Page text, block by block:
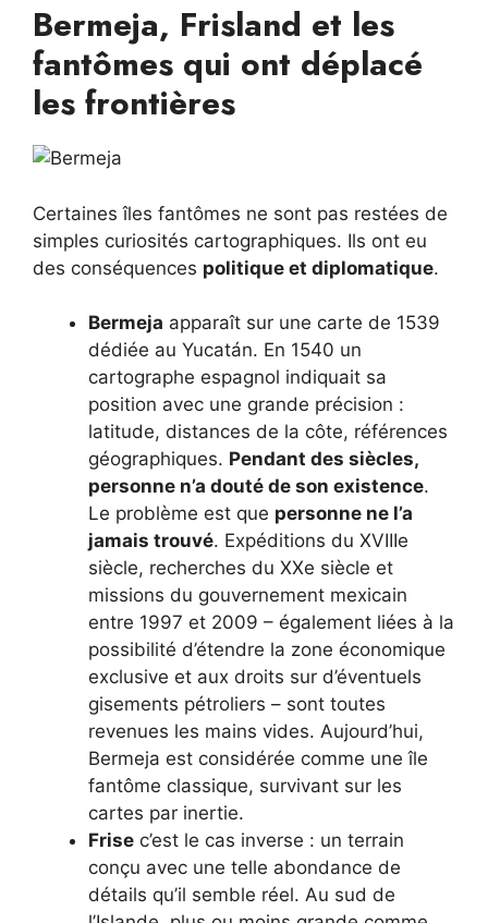
Bermeja, Frisland et les
fantômes qui ont déplacé
les frontières
Certaines îles fantômes ne sont pas restées de
simples curiosités cartographiques. Ils ont eu
des conséquences politique et diplomatique.
Bermeja apparaît sur une carte de 1539
dédiée au Yucatán. En 1540 un
cartographe espagnol indiquait sa
position avec une grande précision :
latitude, distances de la côte, références
géographiques. Pendant des siècles,
personne n’a douté de son existence.
Le problème est que personne ne l’a
jamais trouvé. Expéditions du XVIIIe
siècle, recherches du XXe siècle et
missions du gouvernement mexicain
entre 1997 et 2009 – également liées à la
possibilité d’étendre la zone économique
exclusive et aux droits sur d’éventuels
gisements pétroliers – sont toutes
revenues les mains vides. Aujourd’hui,
Bermeja est considérée comme une île
fantôme classique, survivant sur les
cartes par inertie.
Frise c’est le cas inverse : un terrain
conçu avec une telle abondance de
détails qu’il semble réel. Au sud de